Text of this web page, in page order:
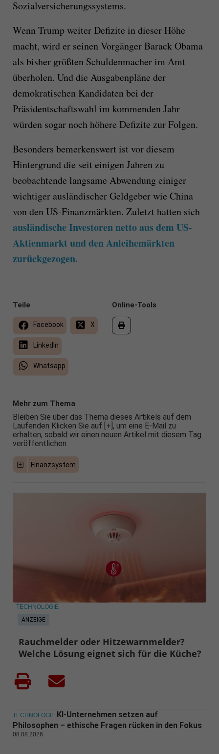
Sozialversicherungssystems.
Wenn Trump weiter Defizite in dieser Höhe
macht, wird er seinen Vorgänger Barack Obama
als bisher größten Schuldenmacher im Amt
überholen. Und die Ausgabenpläne der
demokratischen Kandidaten bei der
Präsidentschaftswahl im kommenden Jahr
würden sogar noch höhere Defizite zur Folgen.
Besonders bemerkenswert ist vor diesem
Hintergrund die seit einigen Jahren zu
beobachtende langsame Abwendung einiger
wichtiger ausländischer Geldgeber wie China
von den US-Finanzmärkten. Zuletzt hatten sich
ausländische Investoren netto aus dem US-
Aktienmarkt und den Anleihemärkten
zurückgezogen.
Online-Tools
Teile
Facebook X
LinkedIn
Whatsapp
Mehr zum Thema
Bleiben Sie über das Thema dieses Artikels auf dem
Laufenden Klicken Sie auf [+], um eine E-Mail zu
erhalten, sobald wir einen neuen Artikel mit diesem Tag
veröffentlichen
Finanzsystem
ANZEIGE
TECHNOLOGIE
Rauchmelder oder Hitzewarnmelder?
Welche Lösung eignet sich für die Küche?
TECHNOLOGIE KI-Unternehmen setzen auf
Philosophen – ethische Fragen rücken in den Fokus
08.08.2026